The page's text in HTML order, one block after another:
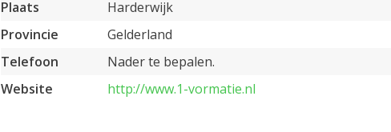
Plaats
Harderwijk
Provincie
Gelderland
Telefoon
Nader te bepalen.
Website
http://www.1-vormatie.nl